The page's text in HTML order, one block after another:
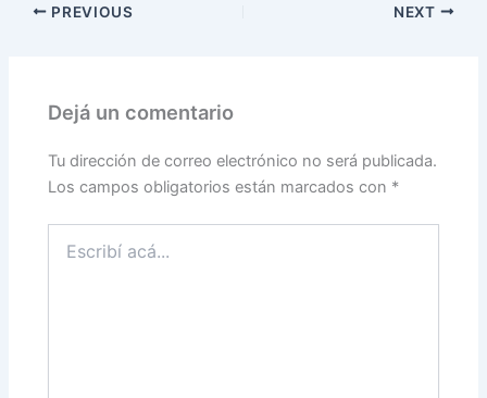
PREVIOUS NEXT
Dejá un comentario
Tu dirección de correo electrónico no será publicada.
Los campos obligatorios están marcados con *
acá...